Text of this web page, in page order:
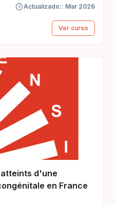
Actualizado:: Mar 2026
Ver curso
d'une
en France